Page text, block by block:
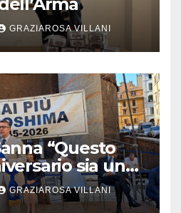
GRAZIAROSA VILLANI
“Questo
sia un
GRAZIAROSA VILLANI